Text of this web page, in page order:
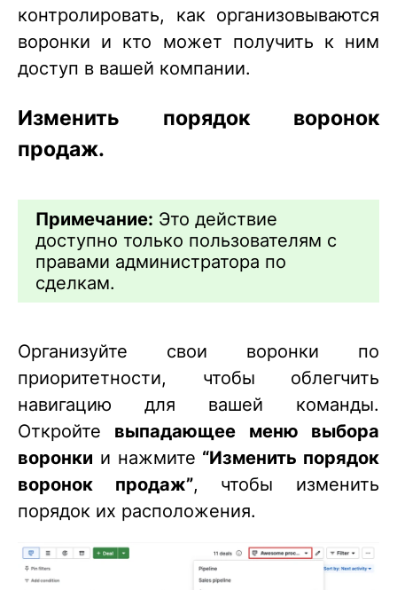
контролировать, как организовываются
воронки и кто может получить к ним
доступ в вашей компании.
Изменить порядок воронок
продаж.
Примечание: Это действие
доступно только пользователям с
правами администратора по
сделкам.
Организуйте свои воронки по
приоритетности, чтобы облегчить
навигацию для вашей команды.
Откройте выпадающее меню выбора
воронки и нажмите “Изменить порядок
воронок продаж”, чтобы изменить
порядок их расположения.